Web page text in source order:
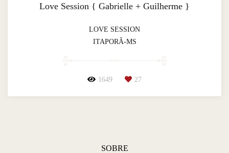
Love Session { Gabrielle + Guilherme }
LOVE SESSION
ITAPORÃ-MS
1649 27
SOBRE